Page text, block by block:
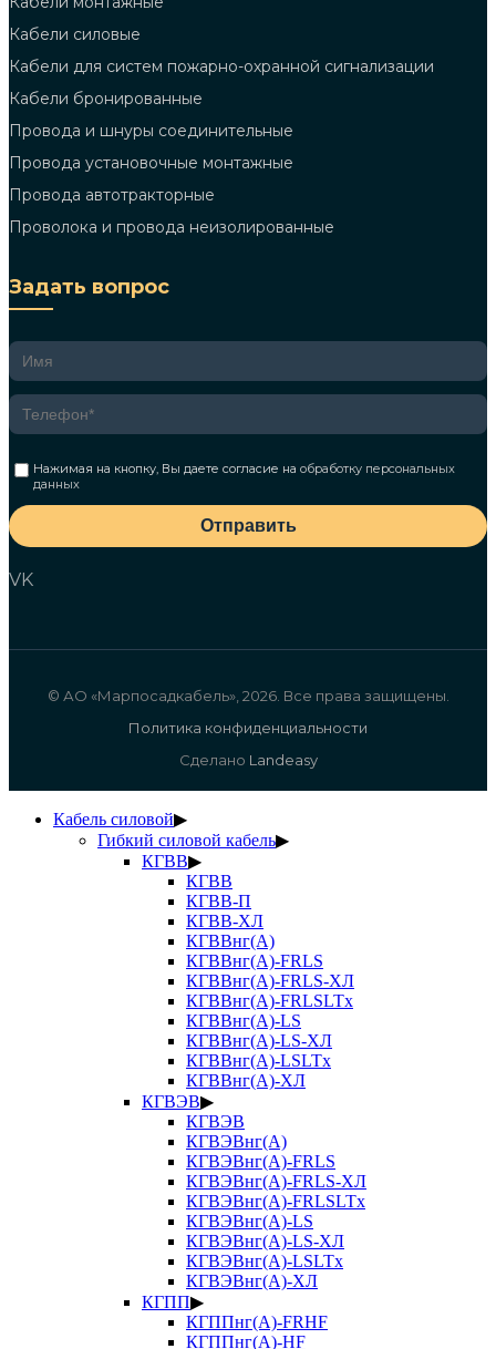
Кабели силовые
Кабели для систем пожарно-охранной сигнализации
Кабели бронированные
Провода и шнуры соединительные
Провода установочные монтажные
Провода автотракторные
Проволока и провода неизолированные
Задать вопрос
Нажимая на кнопку, Вы даете согласие наобработку персональных
данных
Отправить
VK
© АО «Марпосадкабель», 2026. Все права защищены.
Политика конфиденциальности
Сделано Landeasy
Кабель силовой▶
Гибкий силовой кабель▶
КГВВ▶
КГВВ
КГВВ-П
КГВВ-ХЛ
КГВВнг(А)
КГВВнг(А)-FRLS
КГВВнг(А)-FRLS-ХЛ
КГВВнг(А)-FRLSLTx
КГВВнг(А)-LS
КГВВнг(А)-LS-ХЛ
КГВВнг(А)-LSLTx
КГВВнг(А)-ХЛ
КГВЭВ▶
КГВЭВ
КГВЭВнг(А)
КГВЭВнг(А)-FRLS
КГВЭВнг(А)-FRLS-ХЛ
КГВЭВнг(А)-FRLSLTx
КГВЭВнг(А)-LS
КГВЭВнг(А)-LS-ХЛ
КГВЭВнг(А)-LSLTx
КГВЭВнг(А)-ХЛ
КГПП▶
КГППнг(А)-FRHF
КГППнг(А)-HF